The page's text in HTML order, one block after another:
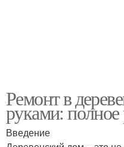
Ремонт в
руками: полное
Введение